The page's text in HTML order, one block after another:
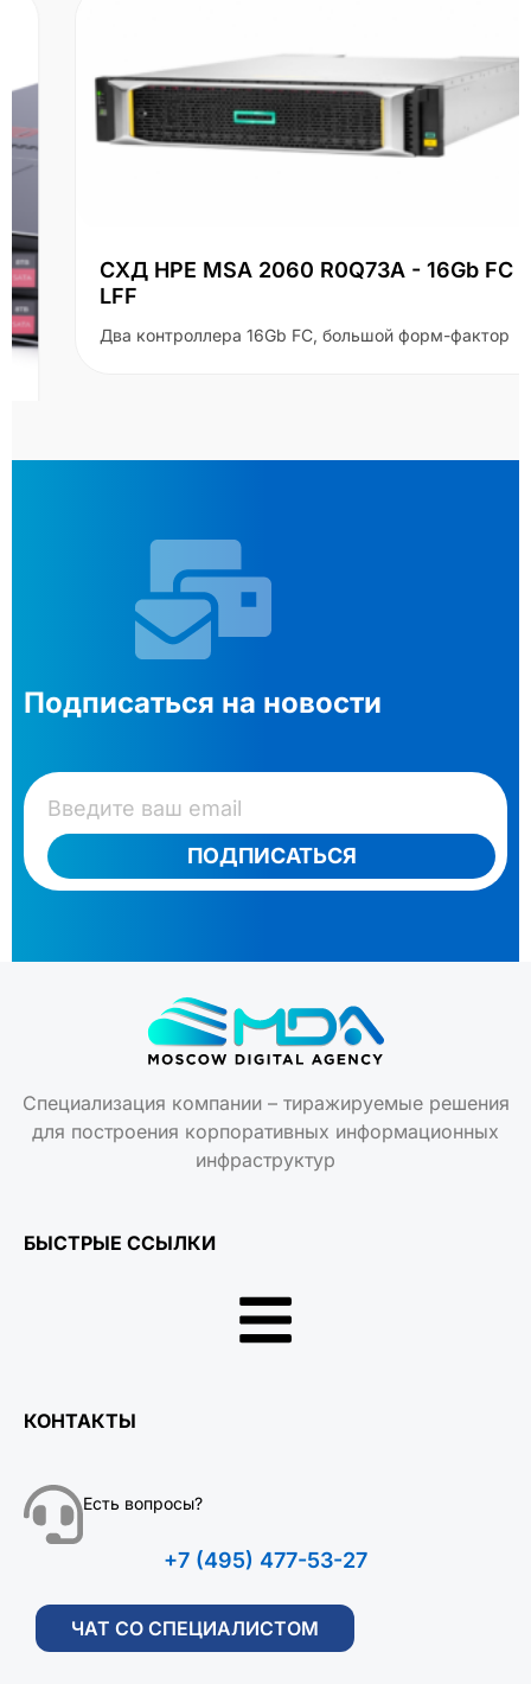
СХД HPE MSA 2060 R0Q73A - 16Gb FC
Два контроллера 16Gb FC, большой форм-фактор
Подписаться на новости
ПОДПИСАТЬСЯ
для построения корпоративных информационных
инфраструктур
+7 (495) 477-53-27